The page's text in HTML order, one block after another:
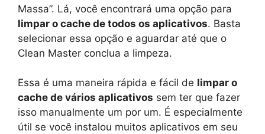
Massa”. Lá, você encontrará uma opção para
limpar o cache de todos os aplicativos. Basta
selecionar essa opção e aguardar até que o
Clean Master conclua a limpeza.
Essa é uma maneira rápida e fácil de limpar o
cache de vários aplicativos sem ter que fazer
isso manualmente um por um. É especialmente
útil se você instalou muitos aplicativos em seu